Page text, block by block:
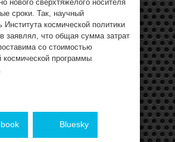
нового сверхтяжелого носителя
сроки. Так, научный
Института космической политики
заявлял, что общая сумма затрат
со стоимостью
программы
Bluesky